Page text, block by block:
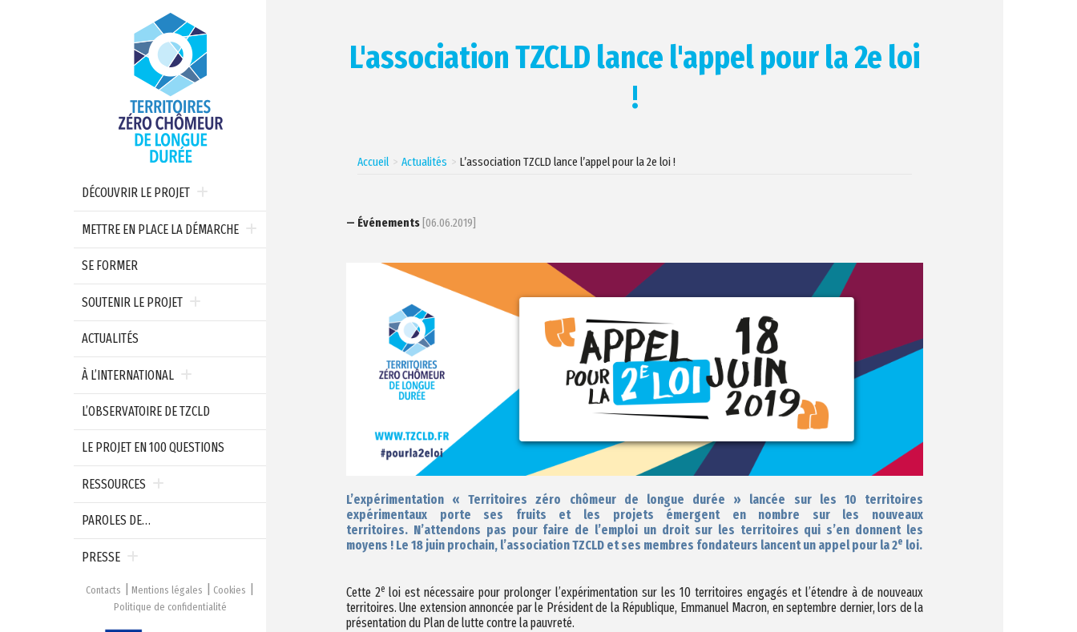
DÉCOUVRIR LE PROJET
METTRE EN PLACE LA DÉMARCHE
SE FORMER
SOUTENIR LE PROJET
ACTUALITÉS
À L’INTERNATIONAL
L’OBSERVATOIRE DE TZCLD
LE PROJET EN 100 QUESTIONS
RESSOURCES
PAROLES DE…
PRESSE
Contacts Mentions légales
Cookies
Politique de confidentialité
L'association TZCLD lance l'appel pour la 2e loi
!
Accueil Actualités L’association TZCLD lance l’appel pour la 2e loi !
— Événements [06.06.2019]
L’expérimentation « Territoires zéro chômeur de longue durée » lancée sur les 10 territoires
expérimentaux porte ses fruits et les projets émergent en nombre sur les nouveaux
territoires. N’attendons pas pour faire de l’emploi un droit sur les territoires qui s’en donnent les
moyens ! Le 18 juin prochain, l’association TZCLD et ses membres fondateurs lancent un appel pour la 2e loi.
Cette 2e loi est nécessaire pour prolonger l’expérimentation sur les 10 territoires engagés et l’étendre à de nouveaux
territoires. Une extension annoncée par le Président de la République, Emmanuel Macron, en septembre dernier, lors de la
présentation du Plan de lutte contre la pauvreté.